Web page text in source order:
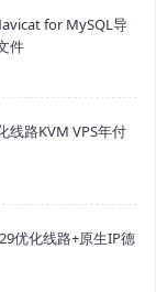
for MySQL导
件
线路KVM VPS年付
优化线路+原生IP德